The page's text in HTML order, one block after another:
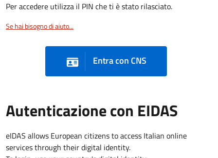
Per accedere utilizza il PIN che ti è stato rilasciato.
Se hai bisogno di aiuto...
Entra con CNS
Autenticazione con EIDAS
eIDAS allows European citizens to access Italian online
services through their digital identity.